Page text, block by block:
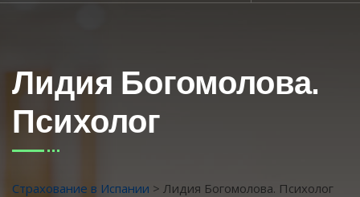
Лидия Богомолова.
Психолог
Страхование в Испании > Лидия Богомолова. Психолог